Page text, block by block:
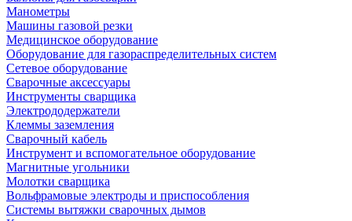
Манометры
Машины газовой резки
Медицинское оборудование
Оборудование для газораспределительных систем
Сетевое оборудование
Сварочные аксессуары
Инструменты сварщика
Электрододержатели
Клеммы заземления
Сварочный кабель
Инструмент и вспомогательное оборудование
Магнитные угольники
Молотки сварщика
Вольфрамовые электроды и приспособления
Системы вытяжки сварочных дымов